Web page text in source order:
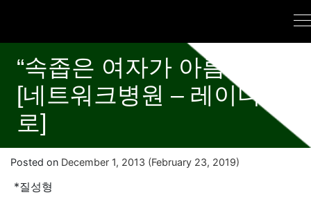
“속좁은 여자가 아름답다”
[네트워크병원 – 레이디유
로]
Posted on December 1, 2013 (February 23, 2019)
*질성형